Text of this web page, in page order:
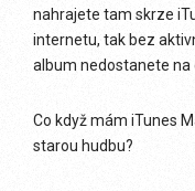
nahrajete tam skrze
internetu, tak bez
album nedostanete na
Co když mám iTunes
starou hudbu?